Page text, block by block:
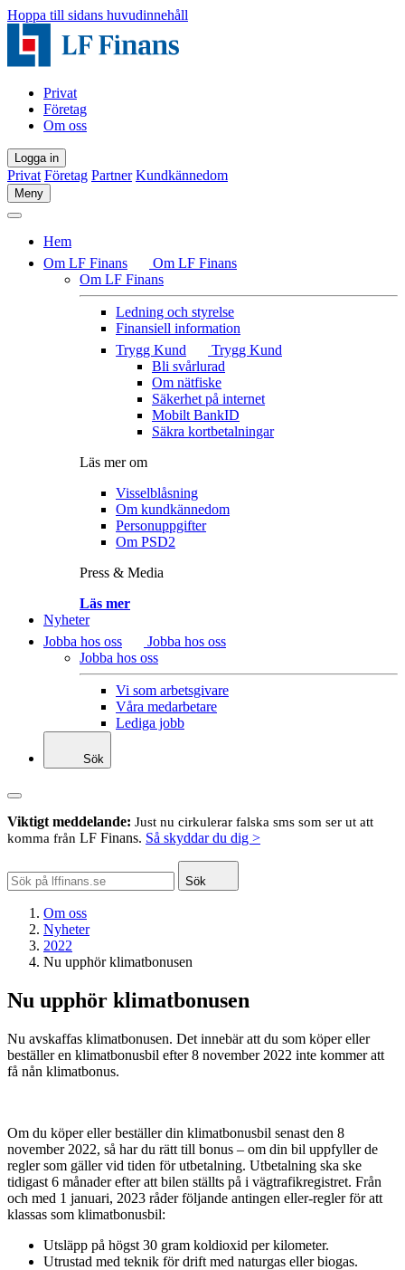
Hoppa till sidans huvudinnehåll
Privat
Företag
Om oss
Logga in
Privat Företag Partner Kundkännedom
Meny
Hem
Om LF Finans
Om LF Finans
Om LF Finans
Ledning och styrelse
Finansiell information
Trygg Kund
Trygg Kund
Bli svårlurad
Om nätfiske
Säkerhet på internet
Mobilt BankID
Säkra kortbetalningar
Läs mer om
Visselblåsning
Om kundkännedom
Personuppgifter
Om PSD2
Press & Media
Läs mer
Nyheter
Jobba hos oss
Jobba hos oss
Jobba hos oss
Vi som arbetsgivare
Våra medarbetare
Lediga jobb
Sök
Viktigt meddelande: Just nu cirkulerar falska sms som ser ut att
komma från LF Finans. Så skyddar du dig >
Sök
Om oss
Nyheter
2022
Nu upphör klimatbonusen
Nu upphör klimatbonusen
Nu avskaffas klimatbonusen. Det innebär att du som köper eller
beställer en klimatbonusbil efter 8 november 2022 inte kommer att
få nån klimatbonus.
Om du köper eller beställer din klimatbonusbil senast den 8
november 2022, så har du rätt till bonus – om din bil uppfyller de
regler som gäller vid tiden för utbetalning. Utbetalning ska ske
tidigast 6 månader efter att bilen ställts på i vägtrafikregistret. Från
och med 1 januari, 2023 råder följande antingen eller-regler för att
klassas som klimatbonusbil:
Utsläpp på högst 30 gram koldioxid per kilometer.
Utrustad med teknik för drift med naturgas eller biogas.